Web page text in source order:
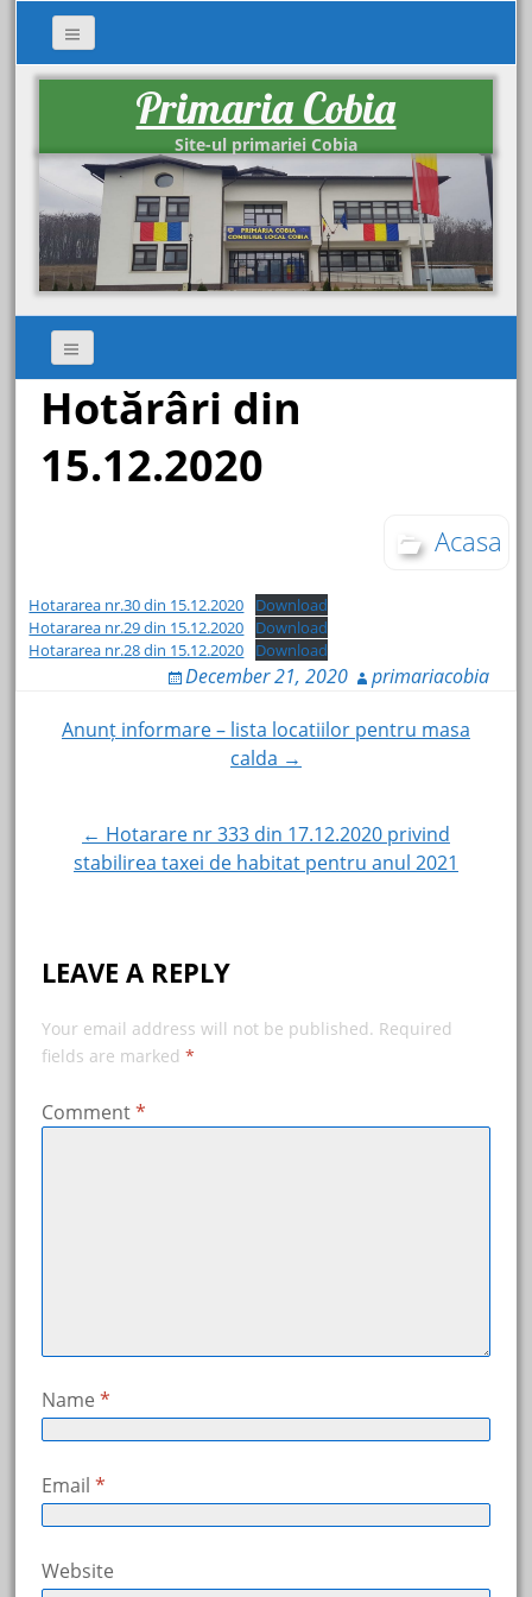
Primaria Cobia
Site-ul primariei Cobia
Hotărâri din
15.12.2020
Acasa
Hotararea nr.30 din 15.12.2020
Download
Hotararea nr.29 din 15.12.2020
Download
Hotararea nr.28 din 15.12.2020
Download
December 21, 2020 primariacobia
Post
Anunț informare – lista locatiilor pentru masa
calda →
← Hotarare nr 333 din 17.12.2020 privind
stabilirea taxei de habitat pentru anul 2021
LEAVE A REPLY
Your email address will not be published. Required
fields are marked *
Comment*
Name *
Email *
Website